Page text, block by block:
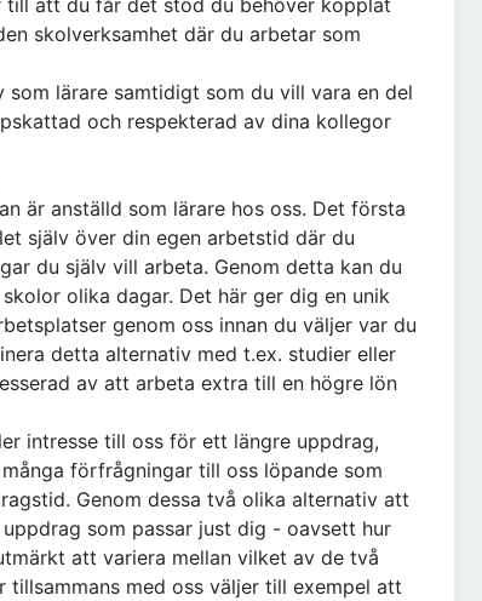
till att du får det stöd du behöver kopplat
skolverksamhet där du arbetar som
lärare samtidigt som du vill vara en del
och respekterad av dina kollegor
är anställd som lärare hos oss. Det första
själv över din egen arbetstid där du
du själv vill arbeta. Genom detta kan du
olika dagar. Det här ger dig en unik
genom oss innan du väljer var du
detta alternativ med t.ex. studier eller
av att arbeta extra till en högre lön
intresse till oss för ett längre uppdrag,
förfrågningar till oss löpande som
Genom dessa två olika alternativ att
som passar just dig - oavsett hur
att variera mellan vilket av de två
med oss väljer till exempel att